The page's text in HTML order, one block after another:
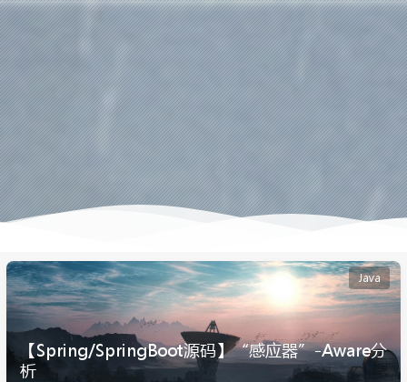
Java
【Spring/SpringBoot源码】“感应器”-Aware分
析